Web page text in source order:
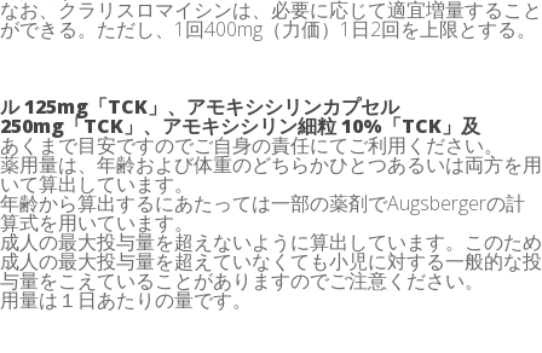
なお、クラリスロマイシンは、必要に応じて適宜増量すること
ができる。ただし、1回400mg（力価）1日2回を上限とする。
ル 125mg「TCK」、アモキシシリンカプセル
250mg「TCK」、アモキシシリン細粒 10%「TCK」及
あくまで目安ですのでご自身の責任にてご利用ください。
薬用量は、年齢および体重のどちらかひとつあるいは両方を用
いて算出しています。
年齢から算出するにあたっては一部の薬剤でAugsbergerの計
算式を用いています。
成人の最大投与量を超えないように算出しています。このため
成人の最大投与量を超えていなくても小児に対する一般的な投
与量をこえていることがありますのでご注意ください。
用量は１日あたりの量です。